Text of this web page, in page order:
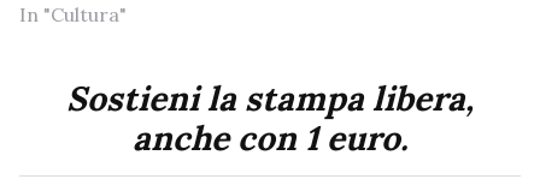
In "Cultura"
Sostieni la stampa libera,
anche con 1 euro.